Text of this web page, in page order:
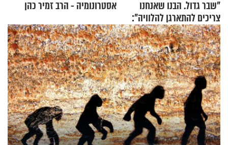
"שבר גדול. הבנו שאנחנו
צריכים להתארגן להלוויה":
זוגיות במבחן, הפעם עם מרים
וגד דנינו
אסטרונומיה - הרב זמיר כהן